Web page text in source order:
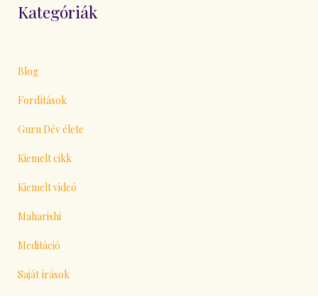
Kategóriák
Blog
Fordítások
Guru Dév élete
Kiemelt cikk
Kiemelt videó
Maharishi
Meditáció
Saját írások